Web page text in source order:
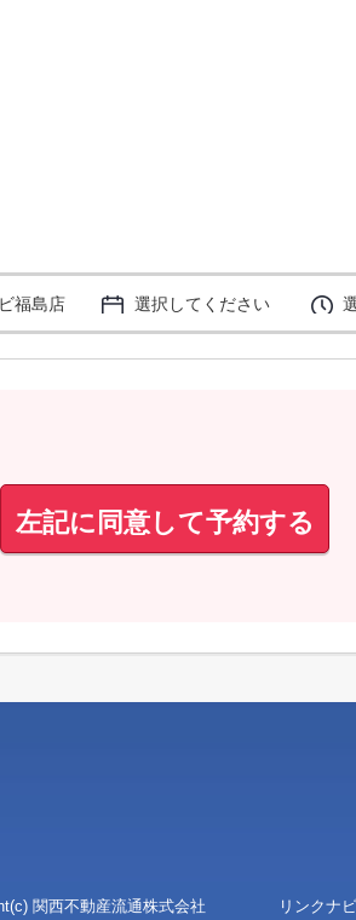
島店 選択してください
左記に同意して予約する
関西不動産流通株式会社 リンクナビ